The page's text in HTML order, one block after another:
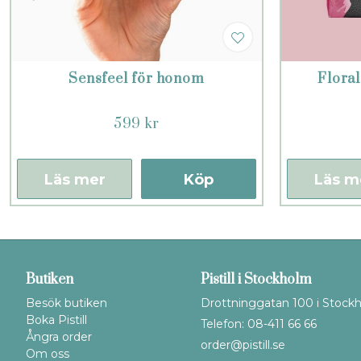
Sensfeel för honom
599 kr
Köp
Läs mer Läs
Butiken
Besök butiken
Boka Pistill
Ångra order
Om oss
Pistill i Stockholm
Drottninggatan 100 i
Telefon: 08-411 66 66
order@pistill.se